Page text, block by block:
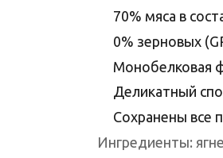
70% мяса в
0% зерновых
Монобелковая
Деликатный
Сохранены все
Ингредиенты: